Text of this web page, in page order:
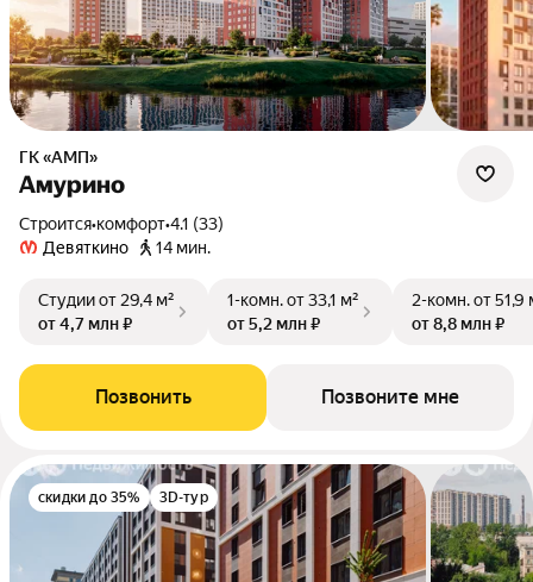
ГК «АМП»
Амурино
Строится•комфорт•4.1 (33)
Девяткино
14 мин.
Студииот 29,4 м²
от 4,7 млн ₽
1-комн.от 33,1 м²
от 5,2 млн ₽
2-комн.от 51,9
от 8,8 млн ₽
Позвонить Позвоните мне
скидки до 35% 3D-тур